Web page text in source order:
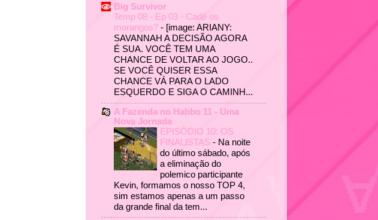
Big Survivor
Temp 08 - Ep 03 - Cadê os
morangos? - [image: ARIANY:
SAVANNAH A DECISÃO AGORA
É SUA. VOCÊ TEM UMA
CHANCE DE VOLTAR AO JOGO..
SE VOCÊ QUISER ESSA
CHANCE VÁ PARA O LADO
ESQUERDO E SIGA O CAMINH...
A Fazenda no Habbo 11 - Uma
Nova Jornada
EPISÓDIO 10: OS
FINALISTAS - Na noite
do último sábado, após
a eliminação do
polemico participante
Kevin, formamos o nosso TOP 4,
sim estamos apenas a um passo
da grande final da tem...